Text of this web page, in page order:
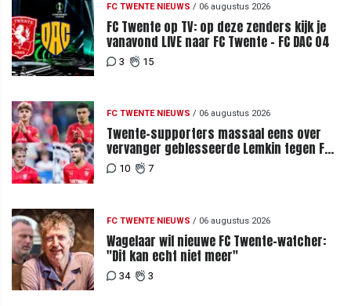
FC TWENTE NIEUWS / 06 augustus 2026
FC Twente op TV: op deze zenders kijk je
vanavond LIVE naar FC Twente - FC DAC 04
3 15
FC TWENTE NIEUWS / 06 augustus 2026
Twente-supporters massaal eens over
vervanger geblesseerde Lemkin tegen FC
DAC 04
10 7
FC TWENTE NIEUWS / 06 augustus 2026
Wagelaar wil nieuwe FC Twente-watcher:
"Dit kan echt niet meer"
34 3